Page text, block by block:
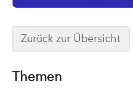
Zurück zur Übersicht
Themen